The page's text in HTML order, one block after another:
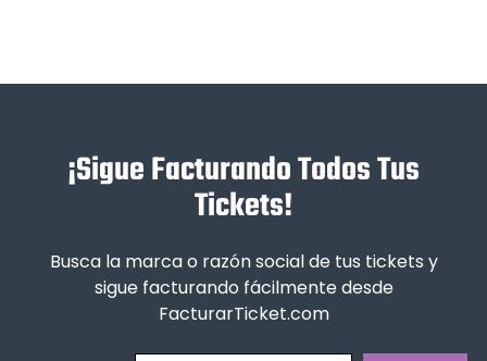
¡Sigue Facturando Todos Tus
Tickets!
Busca la marca o razón social de tus tickets y
sigue facturando fácilmente desde
FacturarTicket.com